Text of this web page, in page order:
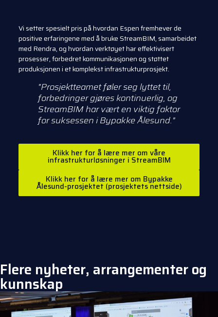
Vi setter spesielt pris på hvordan Espen fremhever de
positive erfaringene med å bruke StreamBIM, samarbeidet
med Rendra, og hvordan verktøyet har effektivisert
prosesser, forbedret kommunikasjonen og støttet
produksjonen i et komplekst infrastrukturprosjekt.
"Prosjektteamet føler seg lyttet til,
forbedringer gjøres kontinuerlig, og
StreamBIM har vært en viktig faktor
for suksessen i Bypakke Ålesund."
Klikk her for å lære mer om våre
infrastrukturløsninger i StreamBIM
Klikk her for å lære mer om Bypakke
Ålesund-prosjektet (prosjektets nettside)
Flere nyheter, arrangementer og
kunnskap